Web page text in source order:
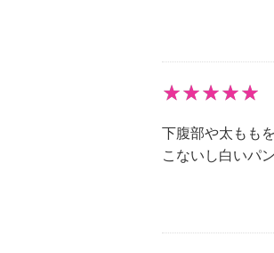
下腹部や太もも
こないし白いパ